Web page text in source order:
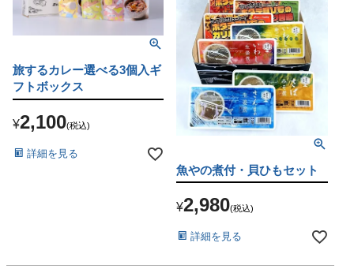
旅するカレー選べる3個入ギ
フトボックス
¥2,100 税込
詳細を見る
魚やの煮付・貝ひもセット
¥2,980 税込
詳細を見る